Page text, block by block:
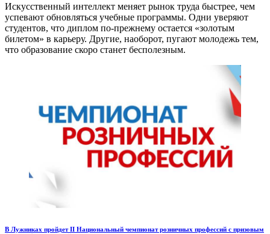
Искусственный интеллект меняет рынок труда быстрее, чем
успевают обновляться учебные программы. Одни уверяют
студентов, что диплом по-прежнему остается «золотым
билетом» в карьеру. Другие, наоборот, пугают молодежь тем,
что образование скоро станет бесполезным.
В Лужниках пройдет II Национальный чемпионат розничных профессий с призовым